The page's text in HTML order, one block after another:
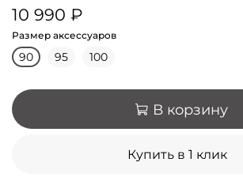
10 990 ₽
Размер аксессуаров
90 95 100
В корзину
Купить в 1 клик